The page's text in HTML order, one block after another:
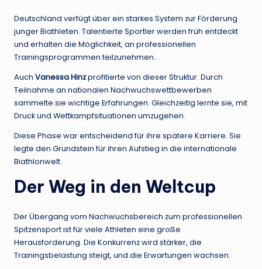
Deutschland verfügt über ein starkes System zur Förderung
junger Biathleten. Talentierte Sportler werden früh entdeckt
und erhalten die Möglichkeit, an professionellen
Trainingsprogrammen teilzunehmen.
Auch Vanessa Hinzprofitierte von dieser Struktur. Durch
Teilnahme an nationalen Nachwuchswettbewerben
sammelte sie wichtige Erfahrungen. Gleichzeitig lernte sie, mit
Druck und Wettkampfsituationen umzugehen.
Diese Phase war entscheidend für ihre spätere Karriere. Sie
legte den Grundstein für ihren Aufstieg in die internationale
Biathlonwelt.
Der Weg in den Weltcup
Der Übergang vom Nachwuchsbereich zum professionellen
Spitzensport ist für viele Athleten eine große
Herausforderung. Die Konkurrenz wird stärker, die
Trainingsbelastung steigt, und die Erwartungen wachsen.